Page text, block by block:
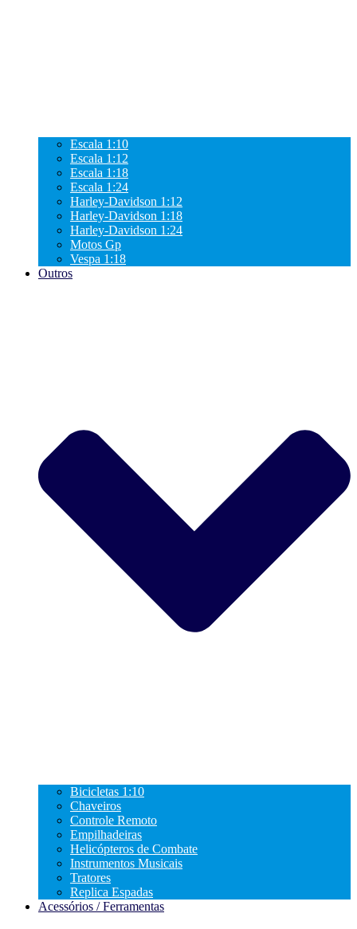
Escala 1:10
Escala 1:12
Escala 1:18
Escala 1:24
Harley-Davidson 1:12
Harley-Davidson 1:18
Harley-Davidson 1:24
Motos Gp
Vespa 1:18
Outros
Bicicletas 1:10
Chaveiros
Controle Remoto
Empilhadeiras
Helicópteros de Combate
Instrumentos Musicais
Tratores
Replica Espadas
Acessórios / Ferramentas